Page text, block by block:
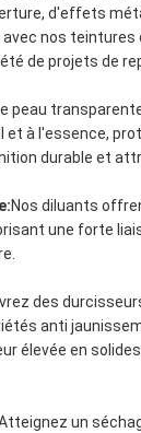
d'effets
nos teintures
de projets de
peau
à l'essence,
durable et
Nos diluants
une forte
des
anti
élevée en
un